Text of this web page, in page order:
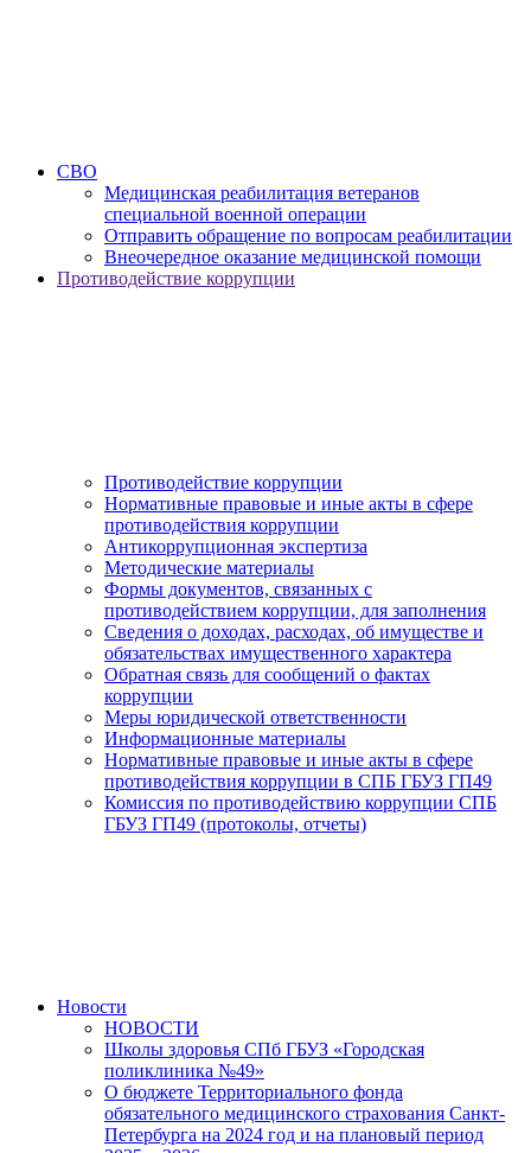
СВО
Медицинская реабилитация ветеранов
специальной военной операции
Отправить обращение по вопросам реабилитации
Внеочередное оказание медицинской помощи
Противодействие коррупции
Противодействие коррупции
Нормативные правовые и иные акты в сфере
противодействия коррупции
Антикоррупционная экспертиза
Методические материалы
Формы документов, связанных с
противодействием коррупции, для заполнения
Сведения о доходах, расходах, об имуществе и
обязательствах имущественного характера
Обратная связь для сообщений о фактах
коррупции
Меры юридической ответственности
Информационные материалы
Нормативные правовые и иные акты в сфере
противодействия коррупции в СПБ ГБУЗ ГП49
Комиссия по противодействию коррупции СПБ
ГБУЗ ГП49 (протоколы, отчеты)
Новости
НОВОСТИ
Школы здоровья СПб ГБУЗ «Городская
поликлиника №49»
О бюджете Территориального фонда
обязательного медицинского страхования Санкт-
Петербурга на 2024 год и на плановый период